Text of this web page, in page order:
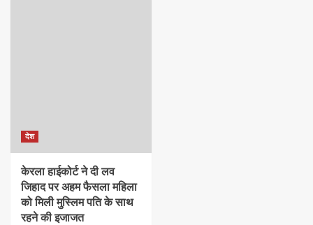
देश
केरला हाईकोर्ट ने दी लव
जिहाद पर अहम फैसला महिला
को मिली मुस्लिम पति के साथ
रहने की इजाजत